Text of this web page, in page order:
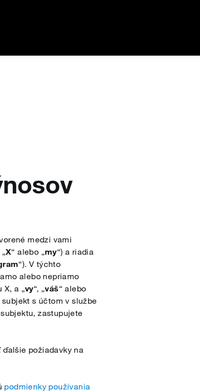
medzi vami
X“ alebo „my“) a riadia
“). V týchto
alebo nepriamo
a „vy“, „váš“ alebo
s účtom v službe
zastupujete
požiadavky na
podmienky používania